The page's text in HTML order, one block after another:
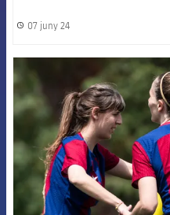
label.share.clock
07 juny 24